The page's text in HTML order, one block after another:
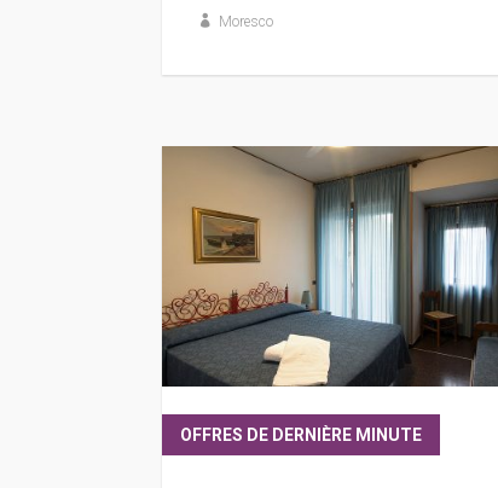
Moresco
lire plus
OFFRES DE DERNIÈRE MINUTE